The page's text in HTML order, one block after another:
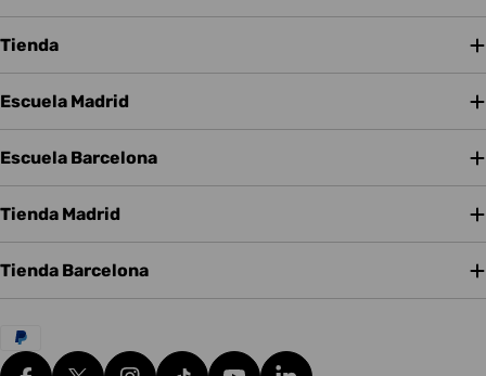
Tienda
Escuela Madrid
Escuela Barcelona
Tienda Madrid
Tienda Barcelona
Métodos
de